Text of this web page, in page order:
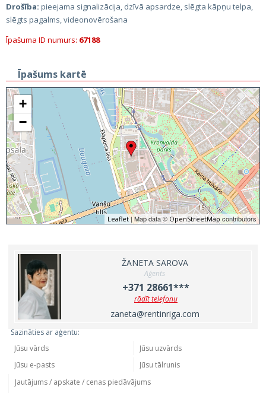
Drošība: pieejama signalizācija, dzīvā apsardze, slēgta kāpņu telpa,
slēgts pagalms, videonovērošana
Īpašuma ID numurs: 67188
Īpašums kartē
+
−
Leaflet| Map data © OpenStreetMap contributors
ŽANETA SAROVA
Aģents
+371 28661***
rādīt telefonu
zaneta@rentinriga.com
Sazināties ar aģentu: